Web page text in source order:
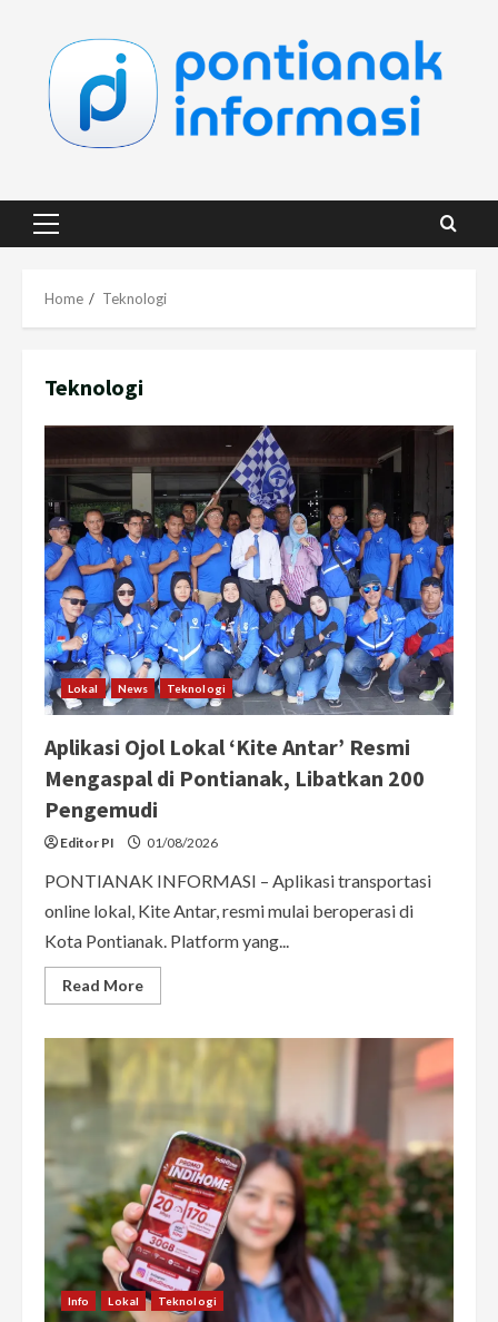
content
Primary
Home Teknologi
Teknologi
Lokal News Teknologi
Aplikasi Ojol Lokal ‘Kite Antar’ Resmi
Mengaspal di Pontianak, Libatkan 200
Pengemudi
Editor PI 01/08/2026
PONTIANAK INFORMASI – Aplikasi transportasi
online lokal, Kite Antar, resmi mulai beroperasi di
Kota Pontianak. Platform yang...
Read MoreRead
more
Lokal
Resmi
Mengaspal
Pontianak,
Libatkan
200
Pengemudi
Info Lokal Teknologi